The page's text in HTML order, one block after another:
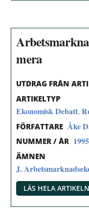
mera
UTDRAG FRÅN
ARTIKELTYP
Ekonomisk Debatt,
FÖRFATTARE Åke
NUMMER / ÅR 1995
ÄMNEN
J.
LÄS HELA ARTIKELN